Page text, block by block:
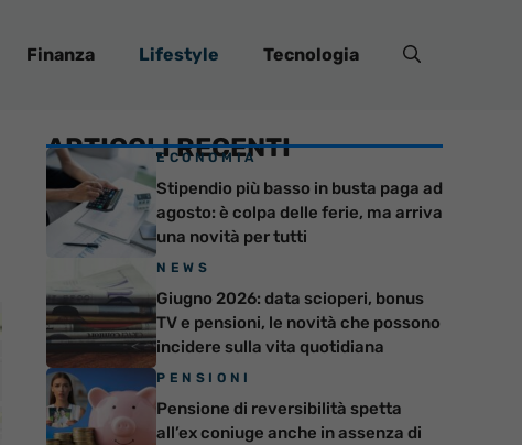
Finanza Lifestyle Tecnologia
ARTICOLI RECENTI
ECONOMIA
Stipendio più basso in busta paga ad
agosto: è colpa delle ferie, ma arriva
una novità per tutti
NEWS
Giugno 2026: data scioperi, bonus
TV e pensioni, le novità che possono
incidere sulla vita quotidiana
PENSIONI
Pensione di reversibilità spetta
all’ex coniuge anche in assenza di